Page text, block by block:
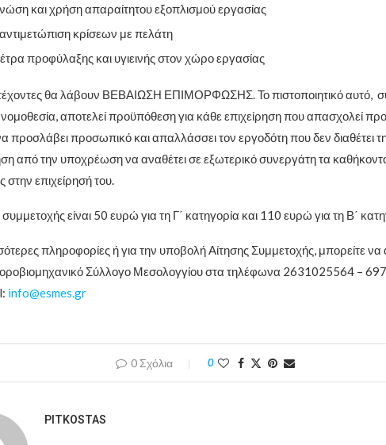
και χρήση απαραίτητου εξοπλισμού εργασίας
κρίσεων με πελάτη
προφύλαξης και υγιεινής στον χώρο εργασίας
θα λάβουν ΒΕΒΑΙΩΣΗ ΕΠΙΜΟΡΦΩΣΗΣ. Το πιστοποιητικό αυτό,
αποτελεί προϋπόθεση για κάθε επιχείρηση που απασχολεί
προσλάβει προσωπικό και απαλλάσσει τον εργοδότη που δεν διαθέτει
από την υποχρέωση να αναθέτει σε εξωτερικό συνεργάτη τα
στην επιχείρησή του.
είναι 50 ευρώ για τη Γ΄ κατηγορία και 110 ευρώ για τη Β΄
πληροφορίες ή για την υποβολή Αίτησης Συμμετοχής, μπορείτε
Σύλλογο Μεσολογγίου στα τηλέφωνα 2631025564 –
info@esmes.gr
0 Σχόλια 0
PITKOSTAS